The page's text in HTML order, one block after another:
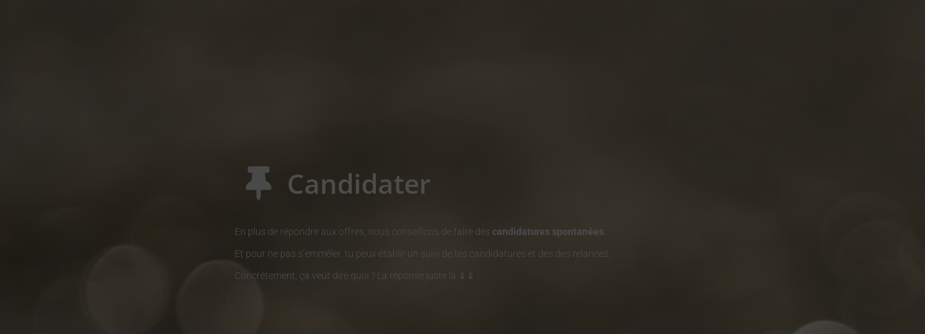
Candidater
En plus de répondre aux offres, nous conseillons de faire des candidatures spontanées
Et pour ne pas s’emmêler, tu peux établir un suivi de tes candidatures et des des relances.
Concrètement, ça veut dire quoi ? La réponse juste là ⇓⇓ :